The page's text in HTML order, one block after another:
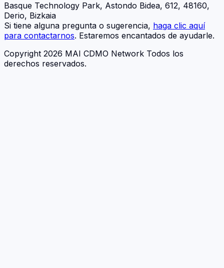
Basque Technology Park, Astondo Bidea, 612, 48160,
Derio, Bizkaia
Si tiene alguna pregunta o sugerencia, haga clic aquí
para contactarnos. Estaremos encantados de ayudarle.
Copyright 2026 MAI CDMO Network Todos los
derechos reservados.